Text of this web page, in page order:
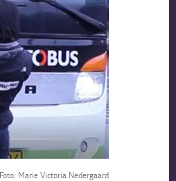
Foto: Marie Victoria Nedergaard